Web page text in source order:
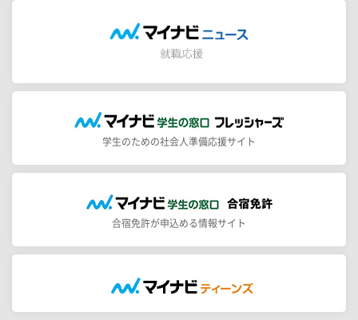
学生のための社会人準備応援サイト
合宿免許が申込める情報サイト